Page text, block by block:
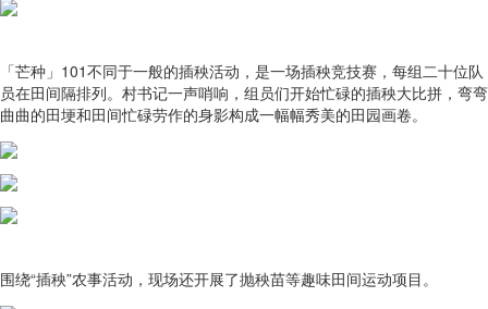
「芒种」101不同于一般的插秧活动，是一场插秧竞技赛，每组二十位队
员在田间隔排列。村书记一声哨响，组员们开始忙碌的插秧大比拼，弯弯
曲曲的田埂和田间忙碌劳作的身影构成一幅幅秀美的田园画卷。
围绕“插秧”农事活动，现场还开展了抛秧苗等趣味田间运动项目。